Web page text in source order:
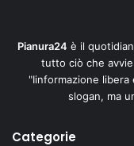
Pianura24 è il
tutto ciò che
"Iinformazione
slogan, ma
Categorie